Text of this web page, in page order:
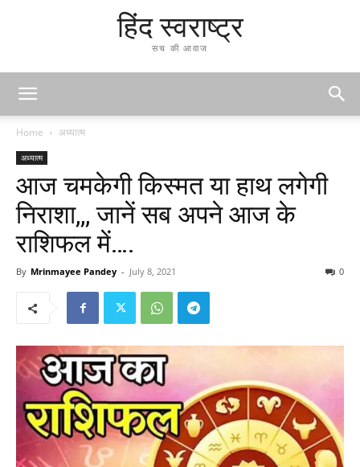
हिंद स्वराष्ट्र
सच की आवाज
Home अध्यात्म
अध्यात्म
आज चमकेगी किस्मत या हाथ लगेगी
निराशा,,, जानें सब अपने आज के
राशिफल में….
By Mrinmayee Pandey - July 8, 2021 0